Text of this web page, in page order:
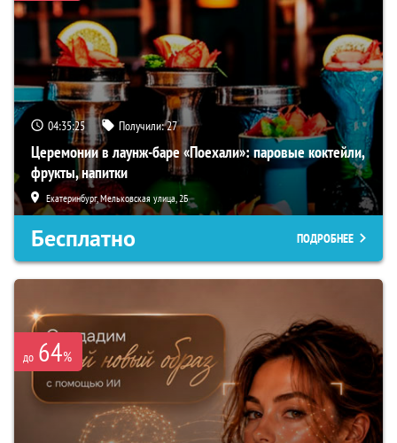
04:35:24 Получили:27
Церемонии в лаунж-баре «Поехали»: паровые коктейли,
фрукты, напитки
Екатеринбург, Мельковская улица, 2Б
Бесплатно ПОДРОБНЕЕ
до 64%